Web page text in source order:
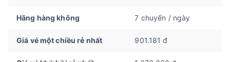
Hãng hàng không 7 chuyến / ngày
Giá vé một chiều rẻ nhất 901.181 đ